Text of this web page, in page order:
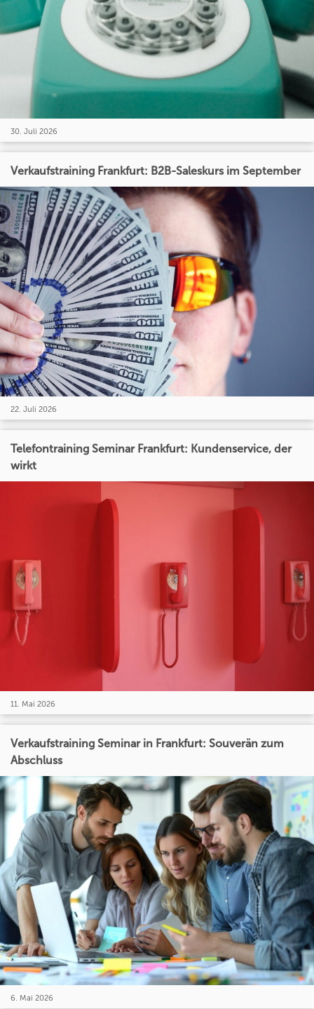
30. Juli 2026
Verkaufstraining Frankfurt: B2B-Saleskurs im September
22. Juli 2026
Telefontraining Seminar Frankfurt: Kundenservice, der
wirkt
11. Mai 2026
Verkaufstraining Seminar in Frankfurt: Souverän zum
Abschluss
6. Mai 2026